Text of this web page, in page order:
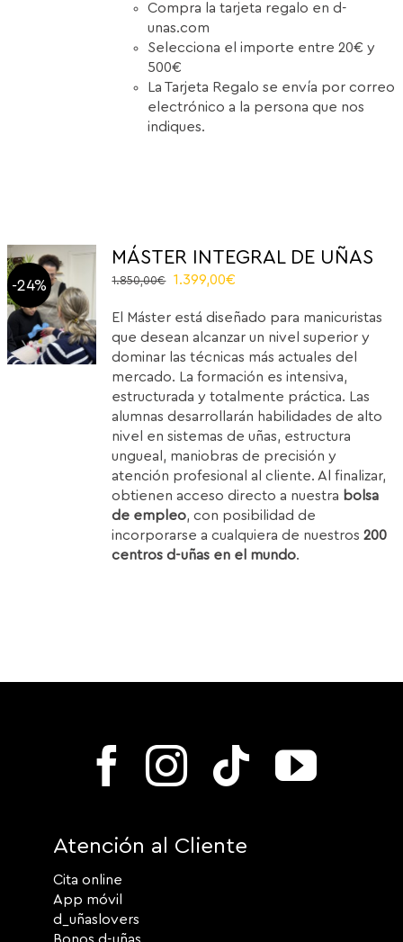
Compra la tarjeta regalo en d-
unas.com
Selecciona el importe entre 20€ y
500€
La Tarjeta Regalo se envía por correo
electrónico a la persona que nos
indiques.
-24%
MÁSTER INTEGRAL DE UÑAS
1.850,00€
Original
was:
1.850,00€.
1.399,00€
is:
1.399,00€.
El Máster está diseñado para manicuristas
que desean alcanzar un nivel superior y
dominar las técnicas más actuales del
mercado. La formación es intensiva,
estructurada y totalmente práctica. Las
alumnas desarrollarán habilidades de alto
nivel en sistemas de uñas, estructura
ungueal, maniobras de precisión y
atención profesional al cliente. Al finalizar,
obtienen acceso directo a nuestra bolsa
de empleo, con posibilidad de
incorporarse a cualquiera de nuestros200
centros d-uñas en el mundo.
Atención al Cliente
Cita online
App móvil
d_uñaslovers